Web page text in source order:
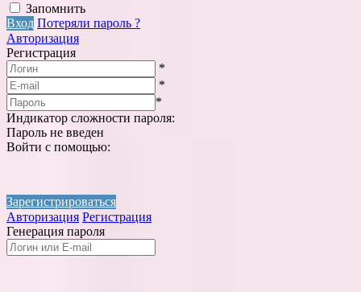
Запомнить
Вход Потеряли пароль ?
Авторизация
Регистрация
*
*
*
Индикатор сложности пароля:
Пароль не введен
Войти с помощью:
Зарегистрироваться
Авторизация Регистрация
Генерация пароля